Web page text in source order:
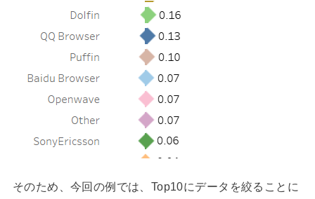
そのため、今回の例では、Top10にデータを絞ることに